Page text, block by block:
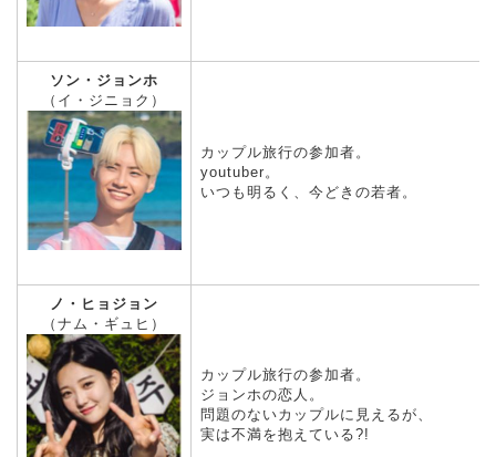
ソン・ジョンホ
（イ・ジニョク）
カップル旅行の参加者。
youtuber。
いつも明るく、今どきの若者。
ノ・ヒョジョン
（ナム・ギュヒ）
カップル旅行の参加者。
ジョンホの恋人。
問題のないカップルに見えるが、
実は不満を抱えている?!